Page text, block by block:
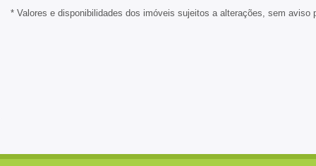
* Valores e disponibilidades dos imóveis sujeitos a alterações, sem aviso